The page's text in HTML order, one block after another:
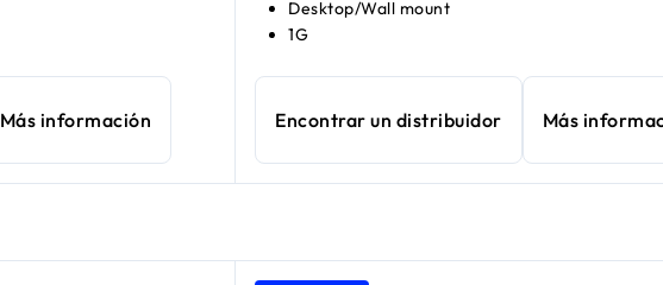
Más información
Desktop/Wall mount
1G
Encontrar un distribuidor Más